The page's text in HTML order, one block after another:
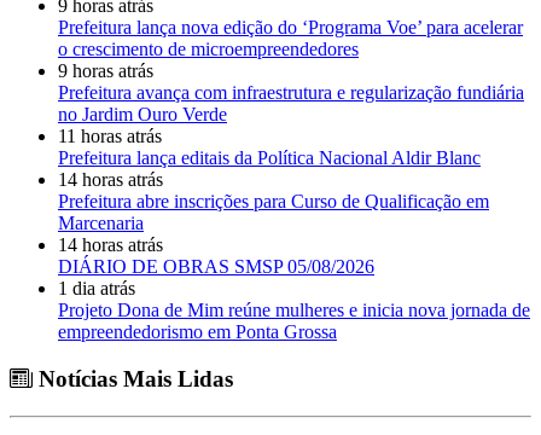
9 horas atrás
Prefeitura lança nova edição do ‘Programa Voe’ para acelerar
o crescimento de microempreendedores
9 horas atrás
Prefeitura avança com infraestrutura e regularização fundiária
no Jardim Ouro Verde
11 horas atrás
Prefeitura lança editais da Política Nacional Aldir Blanc
14 horas atrás
Prefeitura abre inscrições para Curso de Qualificação em
Marcenaria
14 horas atrás
DIÁRIO DE OBRAS SMSP 05/08/2026
1 dia atrás
Projeto Dona de Mim reúne mulheres e inicia nova jornada de
empreendedorismo em Ponta Grossa
Notícias Mais Lidas